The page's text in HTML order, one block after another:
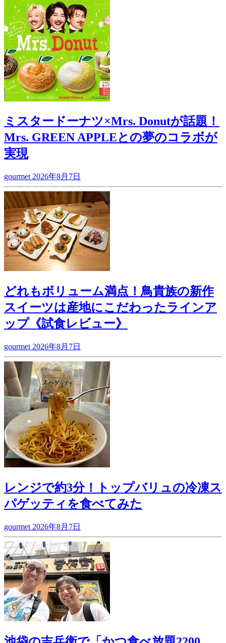
ミスタードーナツ×Mrs. Donutが話題！
Mrs. GREEN APPLEとの夢のコラボが
実現
gourmet 2026年8月7日
どれもボリューム満点！鳥貴族の新作
スイーツは産地にこだわったラインア
ップ《試食レビュー》
gourmet 2026年8月7日
レンジで約3分！トップバリュの冷凍ス
パゲッティを食べてみた
gourmet 2026年8月7日